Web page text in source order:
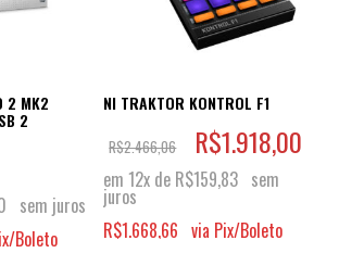
2 MK2
2
sem juros
Boleto
NI TRAKTOR KONTROL F1
R$2.466,06 R$1.918,00
em 12x de R$159,83 sem
juros
R$1.668,66 via Pix/Boleto